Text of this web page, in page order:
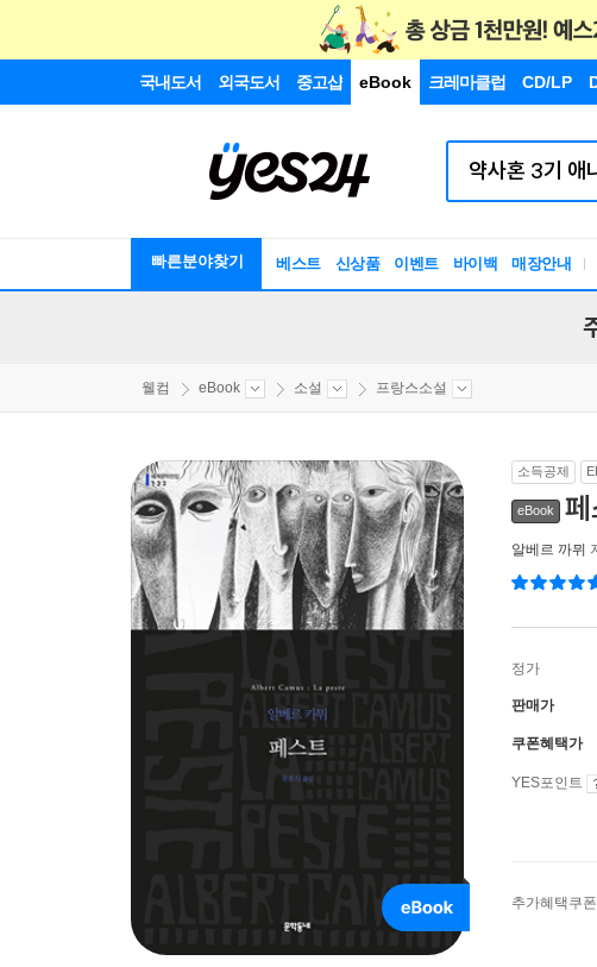
국내도서 외국도서 중고샵 eBook 크레마클럽 CD/LP
빠른분야찾기 베스트 신상품 이벤트 바이백 매장안내
웰컴 eBook 소설 프랑스소설
소득공제
eBook
알베르 까뮈
정가
판매가
쿠폰혜택가
YES포인트
추가혜택쿠폰